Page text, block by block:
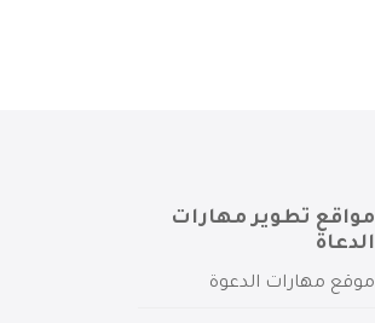
مواقع تطوير مهارات
الدعاة
موقع مهارات الدعوة